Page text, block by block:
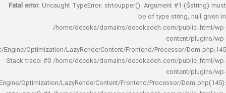
Fatal error : Uncaught TypeError: strtoupper(): Argument #1
be of type string,
/home/decoka/domains/decokadeh.com/
rocket/inc/Engine/Optimization/LazyRenderContent/Frontend/Processor/
Stack trace: #0 /home/decoka/domains/decokadeh.com/
rocket/inc/Engine/Optimization/LazyRenderContent/Frontend/Processor/